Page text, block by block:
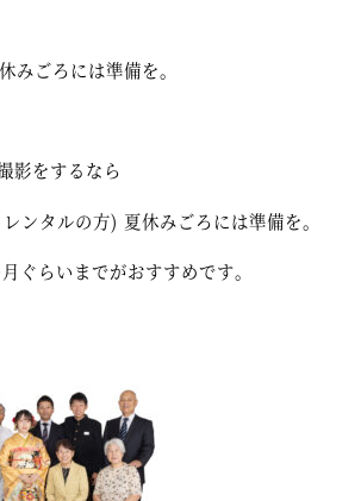
みごろには準備を。
影をするなら
ンタルの方) 夏休みごろには準備を。
ぐらいまでがおすすめです。